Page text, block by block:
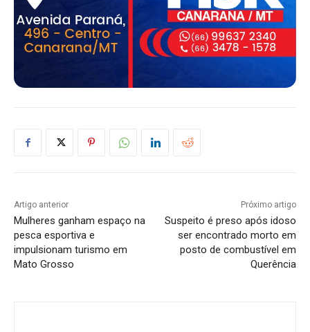
Artigo anterior
Mulheres ganham espaço na
pesca esportiva e
impulsionam turismo em
Mato Grosso
Próximo artigo
Suspeito é preso após idoso
ser encontrado morto em
posto de combustível em
Querência